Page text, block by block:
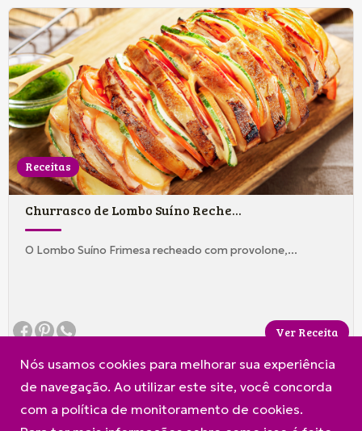
Receitas
Churrasco de Lombo Suíno Reche...
O Lombo Suíno Frimesa recheado com provolone,...
Ver Receita
Nós usamos cookies para melhorar sua experiência
de navegação. Ao utilizar este site, você concorda
com a política de monitoramento de cookies.